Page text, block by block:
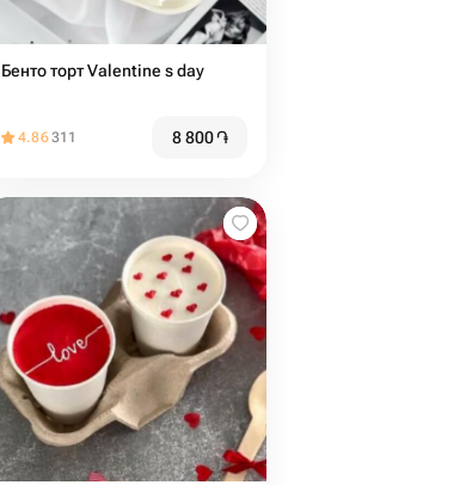
Бенто торт Valentine s day
4.86311 8 800֏